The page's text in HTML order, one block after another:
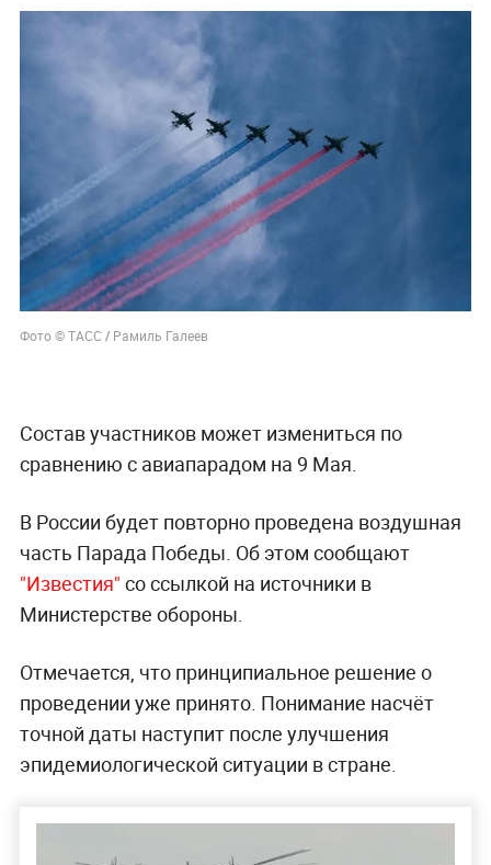
Фото © ТАСС /Рамиль Галеев
Состав участников может измениться по
сравнению с авиапарадом на 9 Мая.
В России будет повторно проведена воздушная
часть Парада Победы. Об этом сообщают
"Известия" со ссылкой на источники в
Министерстве обороны.
Отмечается, что принципиальное решение о
проведении уже принято. Понимание насчёт
точной даты наступит после улучшения
эпидемиологической ситуации в стране.